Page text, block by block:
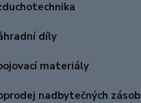
díly
materiály
nadbytečných zásob